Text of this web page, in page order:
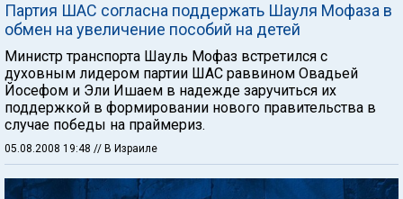
Партия ШАС согласна поддержать Шауля Мофаза в
обмен на увеличение пособий на детей
Министр транспорта Шауль Мофаз встретился с
духовным лидером партии ШАС раввином Овадьей
Йосефом и Эли Ишаем в надежде заручиться их
поддержкой в формировании нового правительства в
случае победы на праймериз.
05.08.2008 19:48 // В Израиле